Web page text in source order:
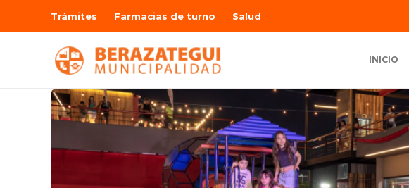
Trámites Farmacias de turno Salud
INICIO